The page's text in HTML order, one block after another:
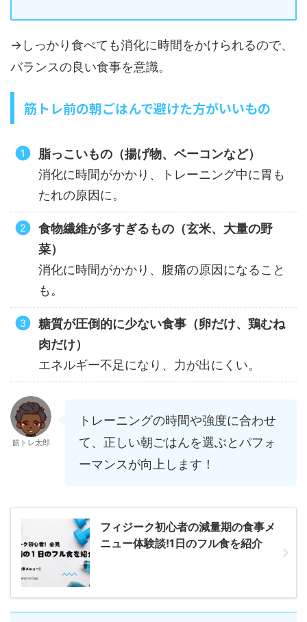
→しっかり食べても消化に時間をかけられるので、
バランスの良い食事を意識。
筋トレ前の朝ごはんで避けた方がいいもの
脂っこいもの（揚げ物、ベーコンなど）
消化に時間がかかり、トレーニング中に胃も
たれの原因に。
食物繊維が多すぎるもの（玄米、大量の野
菜）
消化に時間がかかり、腹痛の原因になること
も。
糖質が圧倒的に少ない食事（卵だけ、鶏むね
肉だけ）
エネルギー不足になり、力が出にくい。
筋トレ太郎
トレーニングの時間や強度に合わせ
て、正しい朝ごはんを選ぶとパフォ
ーマンスが向上します！
フィジーク初心者の減量期の食事メ
ニュー体験談!1日のフル食を紹介